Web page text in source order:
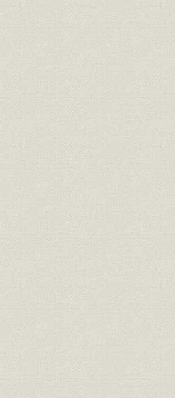
事業展開と経営状況
4 鹿児島電気
創業の経緯
開業
事業展開と経営状況
5 日田水電
創業の経緯
開業
経営動向と久留米送電計画
第3節 大規模自家用発電の開始
1 九州の自家用発電
2 三井鉱山
三池炭鉱
田川炭鉱